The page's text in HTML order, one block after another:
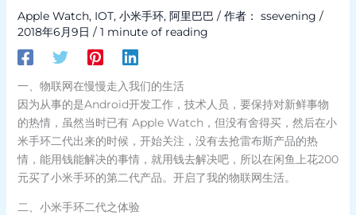
Apple Watch, IOT, 小米手环, 阿里巴巴 / 作者： ssevening /
2018年6月9日 / 1 minute of reading
一、物联网在慢慢走入我们的生活
因为从事的是Android开发工作，技术人员，要保持对新鲜事物
的热情，虽然当时已有 Apple Watch，但没有舍得买，然后在小
米手环二代出来的时候，开始关注，没有去抢雷布斯产品的热
情，能用钱能解决的事情，就用钱去解决吧，所以在闲鱼上花200
元买了小米手环的第二代产品。开启了我的物联网生活。
二、小米手环二代之体验